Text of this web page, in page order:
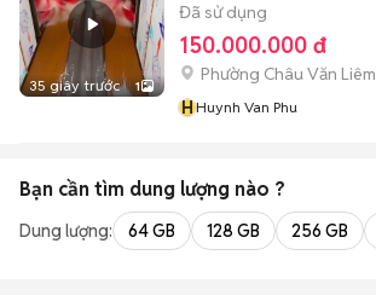
35 giây trước 1
Đã sử dụng
150.000.000 đ
Phường Châu Văn Liêm
HHuynh Van Phu
Bạn cần tìm dung lượng nào ?
Dung lượng: 64 GB 128 GB 256 GB